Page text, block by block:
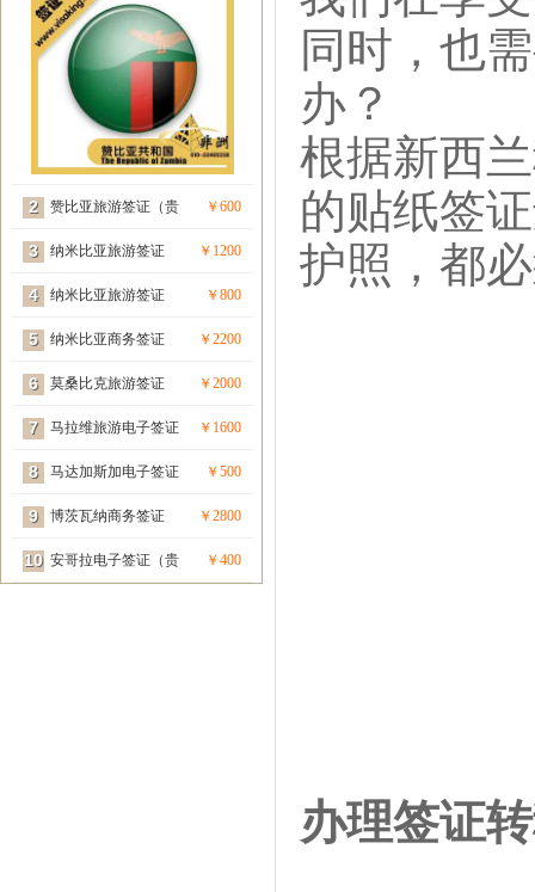
赞比亚旅游签证（贵
宾签）
￥600
2
纳米比亚旅游签证
（贵宾签）
￥1200
3
纳米比亚旅游签证 ￥800
4
纳米比亚商务签证
（贵宾签）
￥2200
5
莫桑比克旅游签证
（贵宾签）
￥2000
6
马拉维旅游电子签证
（贵宾签）
￥1600
7
马达加斯加电子签证
（贵宾签）
￥500
8
博茨瓦纳商务签证
（贵宾签）
￥2800
9
安哥拉电子签证（贵 ￥400
10
同时，也
办？
根据新西
的贴纸签
护照，都
办理签证